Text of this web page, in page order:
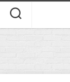
Skip
content